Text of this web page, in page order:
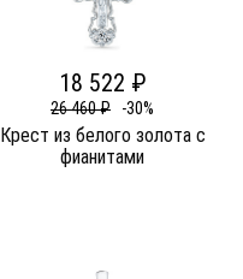
18 522 ₽
26 460 ₽ -30%
Крест из белого золота c
фианитами